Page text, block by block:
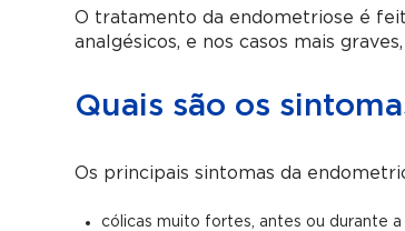
O tratamento da endometriose é
analgésicos, e nos casos mais
Quais são os
Os principais sintomas da
cólicas muito fortes, antes ou durante a